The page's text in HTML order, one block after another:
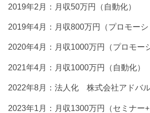
2019年2月：月収50万円（自動化）
2019年4月：月収800万円（プロモーシ
2020年4月：月収1000万円（プロモー
2021年4月：月収1000万円（自動化）
2022年8月：法人化 株式会社アドバ
2023年1月：月収1300万円（セミナー+